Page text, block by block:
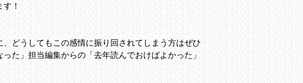
！
どうしてもこの感情に振り回されてしまう方はぜひ
た」担当編集からの「去年読んでおけばよかった」